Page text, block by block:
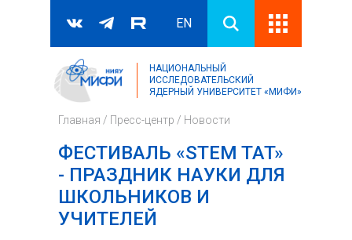
Форма поиска
Поиск
EN
НАЦИОНАЛЬНЫЙ
ИССЛЕДОВАТЕЛЬСКИЙ
ЯДЕРНЫЙ УНИВЕРСИТЕТ «МИФИ»
Главная / Пресс-центр / Новости
ФЕСТИВАЛЬ «STEM TAT»
- ПРАЗДНИК НАУКИ ДЛЯ
ШКОЛЬНИКОВ И
УЧИТЕЛЕЙ